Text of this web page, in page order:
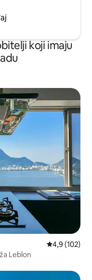
koji imaju
Prosječna
4,9 (102)
Leblon